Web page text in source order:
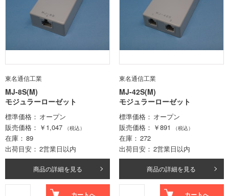
東名通信工業
MJ-8S(M)
モジュラーローゼット
標準価格
オープン
販売価格
￥1,047 （税込）
在庫
89
出荷目安
2営業日以内
商品の詳細を見る
東名通信工業
MJ-42S(M)
モジュラーローゼット
標準価格
オープン
販売価格
￥891 （税込）
在庫
272
出荷目安
2営業日以内
商品の詳細を見る